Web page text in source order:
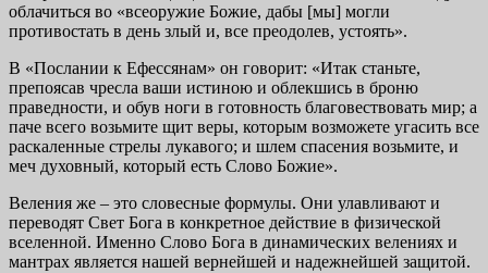
облачиться во «всеоружие Божие, дабы [мы] могли
противостать в день злый и, все преодолев, устоять».
В «Послании к Ефессянам» он говорит: «Итак станьте,
препоясав чресла ваши истиною и облекшись в броню
праведности, и обув ноги в готовность благовествовать мир; а
паче всего возьмите щит веры, которым возможете угасить все
раскаленные стрелы лукавого; и шлем спасения возьмите, и
меч духовный, который есть Слово Божие».
Веления же – это словесные формулы. Они улавливают и
переводят Свет Бога в конкретное действие в физической
вселенной. Именно Слово Бога в динамических велениях и
мантрах является нашей вернейшей и надежнейшей защитой.